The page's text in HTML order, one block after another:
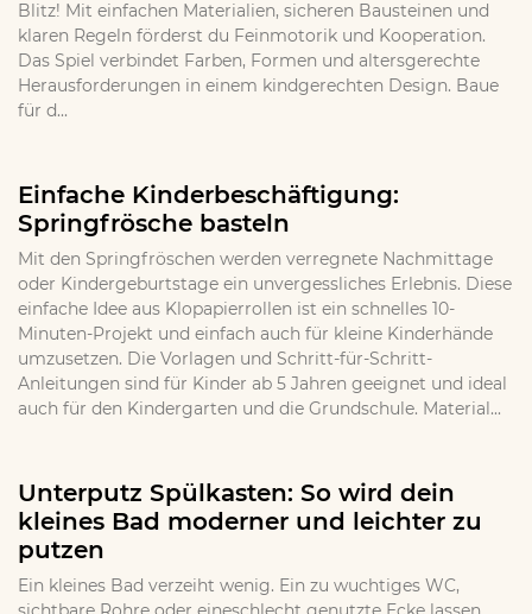
Blitz! Mit einfachen Materialien, sicheren Bausteinen und
klaren Regeln förderst du Feinmotorik und Kooperation.
Das Spiel verbindet Farben, Formen und altersgerechte
Herausforderungen in einem kindgerechten Design. Baue
für d...
Einfache Kinderbeschäftigung:
Springfrösche basteln
Mit den Springfröschen werden verregnete Nachmittage
oder Kindergeburtstage ein unvergessliches Erlebnis. Diese
einfache Idee aus Klopapierrollen ist ein schnelles 10-
Minuten-Projekt und einfach auch für kleine Kinderhände
umzusetzen. Die Vorlagen und Schritt-für-Schritt-
Anleitungen sind für Kinder ab 5 Jahren geeignet und ideal
auch für den Kindergarten und die Grundschule. Material...
Unterputz Spülkasten: So wird dein
kleines Bad moderner und leichter zu
putzen
Ein kleines Bad verzeiht wenig. Ein zu wuchtiges WC,